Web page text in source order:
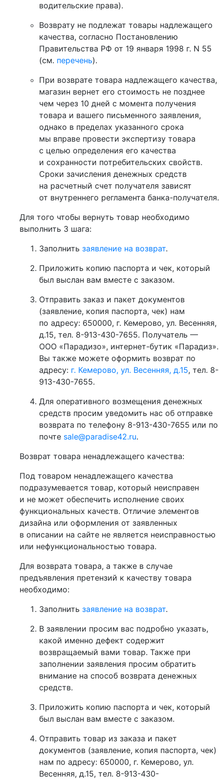
водительские права).
Возврату не подлежат товары надлежащего
качества, согласно Постановлению
Правительства РФ от 19 января 1998 г. N 55
(см. перечень).
При возврате товара надлежащего качества,
магазин вернет его стоимость не позднее
чем через 10 дней с момента получения
товара и вашего письменного заявления,
однако в пределах указанного срока
мы вправе провести экспертизу товара
с целью определения его качества
и сохранности потребительских свойств.
Сроки зачисления денежных средств
на расчетный счет получателя зависят
от внутреннего регламента банка-получателя.
Для того чтобы вернуть товар необходимо
выполнить 3 шага:
Заполнить заявление на возврат.
Приложить копию паспорта и чек, который
был выслан вам вместе с заказом.
Отправить заказ и пакет документов
(заявление, копия паспорта, чек) нам
по адресу: 650000, г. Кемерово, ул. Весенняя,
д.15, тел. 8-913-430-7655. Получатель —
ООО «Парадизо», интернет-бутик «Парадиз».
Вы также можете оформить возврат по
адресу: г. Кемерово, ул. Весенняя, д.15, тел. 8-
913-430-7655.
Для оперативного возмещения денежных
средств просим уведомить нас об отправке
возврата по телефону 8-913-430-7655 или по
почте sale@paradise42.ru.
Возврат товара ненадлежащего качества:
Под товаром ненадлежащего качества
подразумевается товар, который неисправен
и не может обеспечить исполнение своих
функциональных качеств. Отличие элементов
дизайна или оформления от заявленных
в описании на сайте не является неисправностью
или нефункциональностью товара.
Для возврата товара, а также в случае
предъявления претензий к качеству товара
необходимо:
Заполнить заявление на возврат.
В заявлении просим вас подробно указать,
какой именно дефект содержит
возвращаемый вами товар. Также при
заполнении заявления просим обратить
внимание на способ возврата денежных
средств.
Приложить копию паспорта и чек, который
был выслан вам вместе с заказом.
Отправить товар из заказа и пакет
документов (заявление, копия паспорта, чек)
нам по адресу: 650000, г. Кемерово, ул.
Весенняя, д.15, тел. 8-913-430-